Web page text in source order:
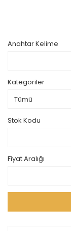
Anahtar Kelime
Kategoriler
Stok Kodu
Fiyat Aralığı